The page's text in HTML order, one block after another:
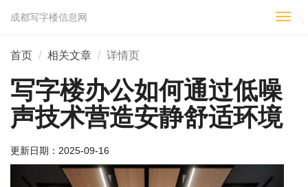
切
成都写字楼信息网
首页 相关文章 详情页
写字楼办公如何通过低噪
声技术营造安静舒适环境
更新日期： 2025-09-16